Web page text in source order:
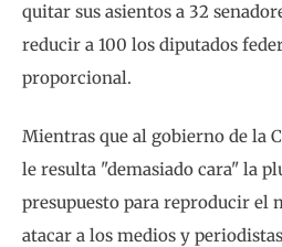
quitar sus asientos a 32
reducir a 100 los diputados
proporcional.
Mientras que al gobierno de la
le resulta "demasiado cara" la
presupuesto para reproducir el
atacar a los medios y